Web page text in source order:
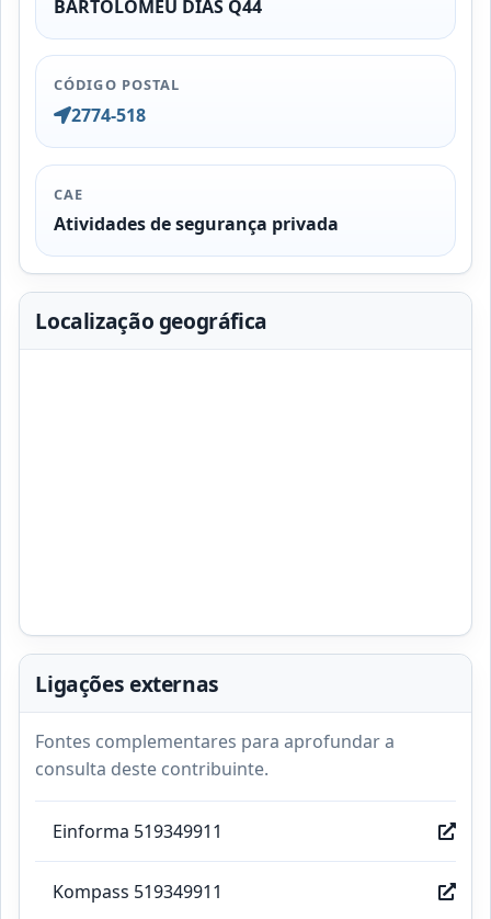
BARTOLOMEU DIAS Q44
CÓDIGO POSTAL
2774-518
CAE
Atividades de segurança privada
Localização geográfica
Ligações externas
Fontes complementares para aprofundar a
consulta deste contribuinte.
Einforma 519349911
Kompass 519349911